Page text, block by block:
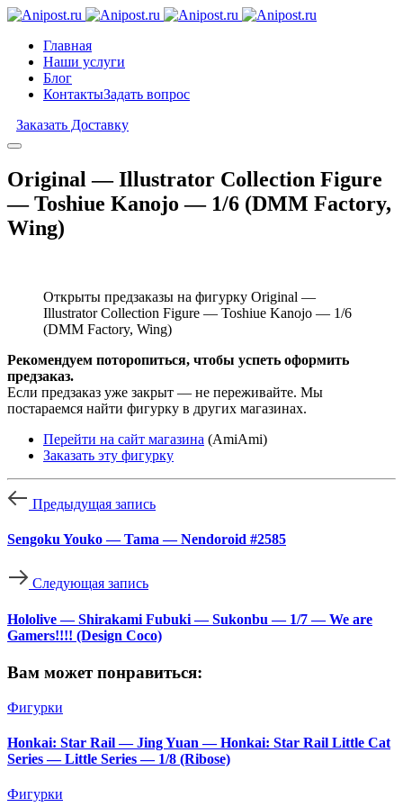
Главная
Наши услуги
Блог
КонтактыЗадать вопрос
Заказать Доставку
Original — Illustrator Collection Figure
— Toshiue Kanojo — 1/6 (DMM Factory,
Wing)
Открыты предзаказы на фигурку Original —
Illustrator Collection Figure — Toshiue Kanojo — 1/6
(DMM Factory, Wing)
Рекомендуем поторопиться, чтобы успеть оформить
предзаказ.
Если предзаказ уже закрыт — не переживайте. Мы
постараемся найти фигурку в других магазинах.
Перейти на сайт магазина (AmiAmi)
Заказать эту фигурку
Предыдущая запись
Sengoku Youko — Tama — Nendoroid #2585
Следующая запись
Hololive — Shirakami Fubuki — Sukonbu — 1/7 — We are
Gamers!!!! (Design Coco)
Вам может понравиться:
Фигурки
Honkai: Star Rail — Jing Yuan — Honkai: Star Rail Little Cat
Series — Little Series — 1/8 (Ribose)
Фигурки